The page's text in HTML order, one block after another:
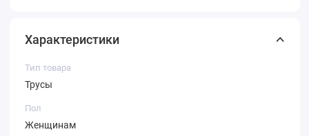
Характеристики
Тип товара
Трусы
Пол
Женщинам